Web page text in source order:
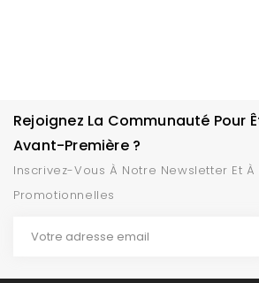
Rejoignez La Communauté Pour
Avant-Première ?
Inscrivez-Vous À Notre Newsletter Et À
Promotionnelles